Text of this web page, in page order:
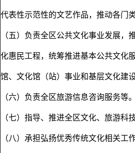
代表性示范性的文艺作品，推动各门
（五）负责全区公共文化事业发展
化惠民工程，统筹推进基本公共文化
馆、文化馆（站）事业和基层文化建设
（六）负责全区旅游信息咨询服务等
（七）指导、推进全区文化、旅游科
（八）承担弘扬优秀传统文化相关